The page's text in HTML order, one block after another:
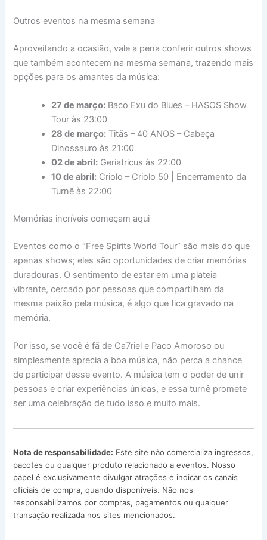
Outros eventos na mesma semana
Aproveitando a ocasião, vale a pena conferir outros shows
que também acontecem na mesma semana, trazendo mais
opções para os amantes da música:
27 de março: Baco Exu do Blues – HASOS Show
Tour às 23:00
28 de março: Titãs – 40 ANOS – Cabeça
Dinossauro às 21:00
02 de abril: Geriatricus às 22:00
10 de abril: Criolo – Criolo 50 | Encerramento da
Turnê às 22:00
Memórias incríveis começam aqui
Eventos como o “Free Spirits World Tour” são mais do que
apenas shows; eles são oportunidades de criar memórias
duradouras. O sentimento de estar em uma plateia
vibrante, cercado por pessoas que compartilham da
mesma paixão pela música, é algo que fica gravado na
memória.
Por isso, se você é fã de Ca7riel e Paco Amoroso ou
simplesmente aprecia a boa música, não perca a chance
de participar desse evento. A música tem o poder de unir
pessoas e criar experiências únicas, e essa turnê promete
ser uma celebração de tudo isso e muito mais.
Nota de responsabilidade: Este site não comercializa ingressos,
pacotes ou qualquer produto relacionado a eventos. Nosso
papel é exclusivamente divulgar atrações e indicar os canais
oficiais de compra, quando disponíveis. Não nos
responsabilizamos por compras, pagamentos ou qualquer
transação realizada nos sites mencionados.